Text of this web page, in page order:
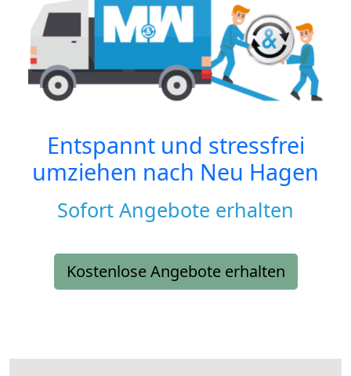
Entspannt und stressfrei
umziehen nach Neu Hagen
Sofort Angebote erhalten
Kostenlose Angebote erhalten